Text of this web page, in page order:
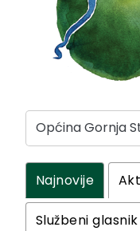
Najnovije
Službeni glasnik